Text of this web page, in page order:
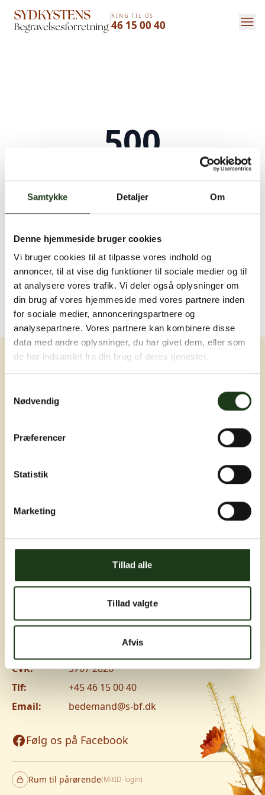
Samtykke Detaljer Om
Denne hjemmeside bruger cookies
Vi bruger cookies til at tilpasse vores indhold og
annoncer, til at vise dig funktioner til sociale medier og til
at analysere vores trafik. Vi deler også oplysninger om
din brug af vores hjemmeside med vores partnere inden
for sociale medier, annonceringspartnere og
analysepartnere. Vores partnere kan kombinere disse
data med andre oplysninger, du har givet dem, eller som
de har indsamlet fra din brug af deres tjenester.
Nødvendig
Præferencer
Statistik
Marketing
Tillad alle
Tillad valgte
Afvis
RING TIL OS
46 15 00 40
500
Serverfejl
Der opstod en intern serverfejl. Vi arbejder på
Kontakt os på +45 46 15 00 40 bedemand@s-bf.dk
Erfaring, nærvær og omsorg ved livets
Adresser
Jyllingevej 8, 2720 Vanløse
CVR:
3707 2826
Tlf:
+45 46 15 00 40
Email:
bedemand@s-bf.dk
Følg os på Facebook
Rum til pårørende(MitID-login)